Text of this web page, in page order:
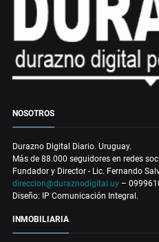
NOSOTROS
Durazno Digital Diario. Uruguay.
Más de 88.000 seguidores en redes
Fundador y Director - Lic. Fernando
direccion@duraznodigital.uy –
Diseño: IP Comunicación Integral.
INMOBILIARIA